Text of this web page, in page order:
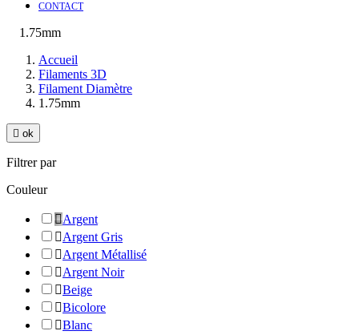
CONTACT
1.75mm
Accueil
Filaments 3D
Filament Diamètre
1.75mm
 ok
Filtrer par
Couleur
Argent
Argent Gris
Argent Métallisé
Argent Noir
Beige
Bicolore
Blanc